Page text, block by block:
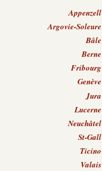
Appenzell
Argovie-Soleure
Bâle
Berne
Fribourg
Genève
Jura
Lucerne
Neuchâtel
St-Gall
Ticino
Valais